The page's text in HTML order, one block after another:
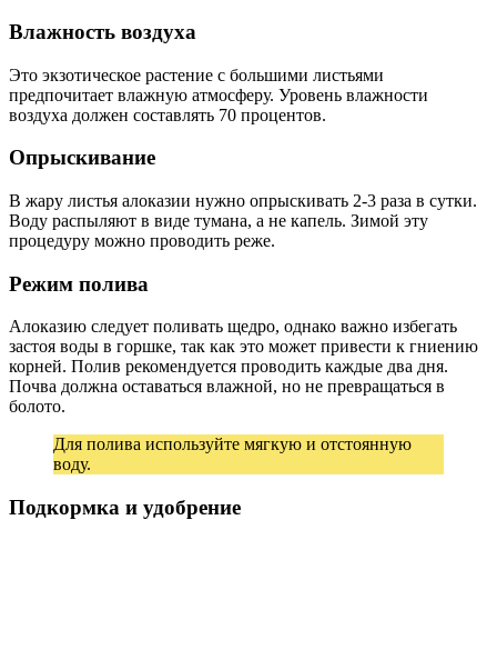
Влажность воздуха
Это экзотическое растение с большими листьями
предпочитает влажную атмосферу. Уровень влажности
воздуха должен составлять 70 процентов.
Опрыскивание
В жару листья алоказии нужно опрыскивать 2-3 раза в сутки.
Воду распыляют в виде тумана, а не капель. Зимой эту
процедуру можно проводить реже.
Режим полива
Алоказию следует поливать щедро, однако важно избегать
застоя воды в горшке, так как это может привести к гниению
корней. Полив рекомендуется проводить каждые два дня.
Почва должна оставаться влажной, но не превращаться в
болото.
Для полива используйте мягкую и отстоянную
воду.
Подкормка и удобрение